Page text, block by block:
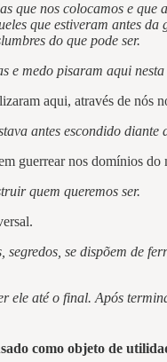
que nos colocamos e
que estiveram antes
do que pode ser.
e medo pisaram aqui
aqui, através de nós
antes escondido diante
guerrear nos domínios do
quem queremos ser.
se dispõem de
ele até o final. Após
como objeto de